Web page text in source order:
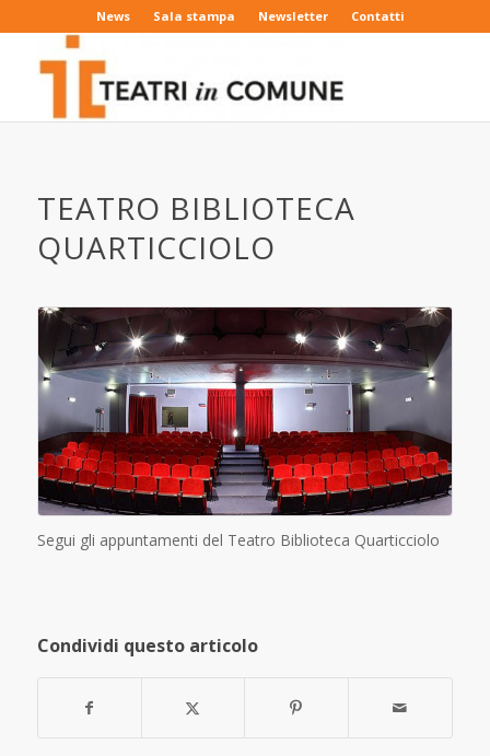
News Sala stampa Newsletter Contatti
TEATRO BIBLIOTECA
QUARTICCIOLO
Segui gli appuntamenti del Teatro Biblioteca Quarticciolo
Condividi questo articolo